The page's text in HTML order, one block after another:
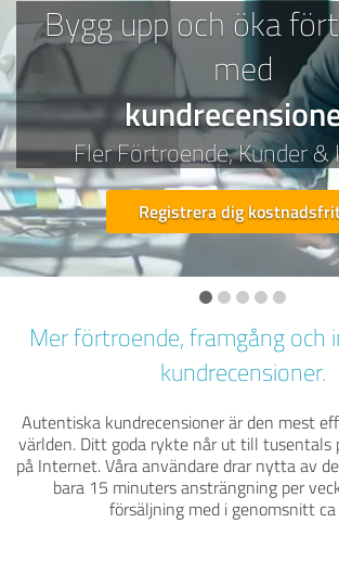
Bygg upp och öka
med
FlerFörtroende,Kunder &
Registrera dig
Mer förtroende, framgång och
kundrecensioner.
Autentiska kundrecensioner är den mest
världen. Ditt goda rykte når ut till tusentals
på Internet. Våra användare drar nytta av
bara 15 minuters ansträngning per
försäljning med i genomsnitt ca